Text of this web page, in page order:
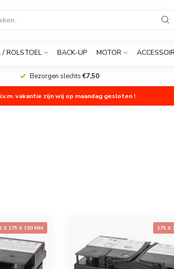
ROLSTOEL BACK-UP MOTOR
Bezorgen slechts€7,50
vakantie zijn wij op maandag gesloten !
X 175 X 190 MM 275 X